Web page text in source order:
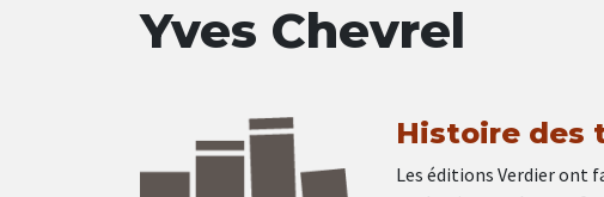
Yves Chevrel
Histoire des
Les éditions Verdier ont